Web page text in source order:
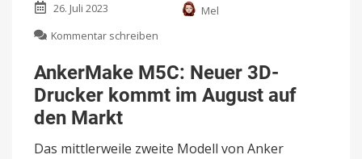
26. Juli 2023
Mel
Kommentar schreiben
M5C:
Neuer
3D-
im
AnkerMake M5C: Neuer 3D-
Drucker kommt im August auf
den Markt
Das mittlerweile zweite Modell von Anker